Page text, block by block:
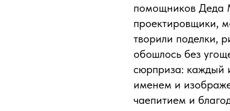
помощников Деда
проектировщики,
творили поделки,
обошлось без
сюрприза: каждый
именем и
чаепитием и